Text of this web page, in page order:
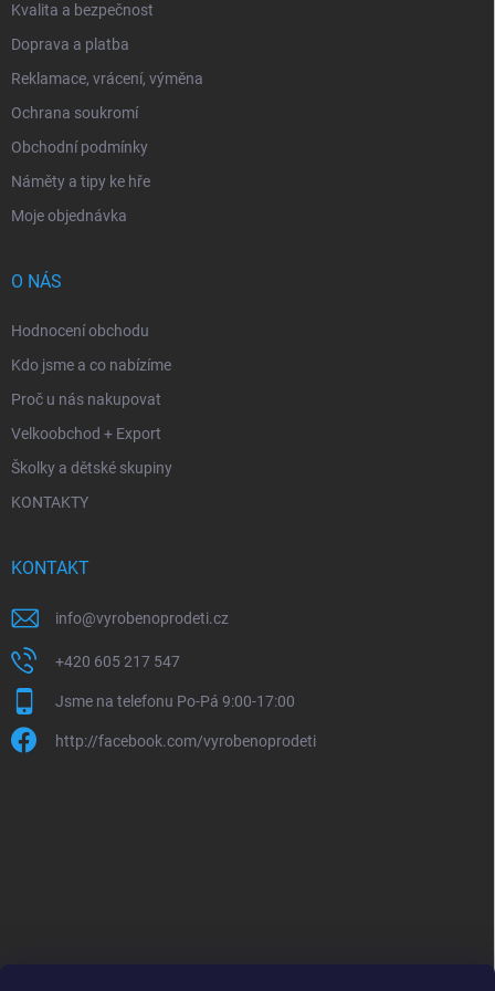
Kvalita a bezpečnost
Doprava a platba
Reklamace, vrácení, výměna
Ochrana soukromí
Obchodní podmínky
Náměty a tipy ke hře
Moje objednávka
O NÁS
Hodnocení obchodu
Kdo jsme a co nabízíme
Proč u nás nakupovat
Velkoobchod + Export
Školky a dětské skupiny
KONTAKTY
KONTAKT
info@vyrobenoprodeti.cz
+420 605 217 547
Jsme na telefonu Po-Pá 9:00-17:00
http://facebook.com/vyrobenoprodeti